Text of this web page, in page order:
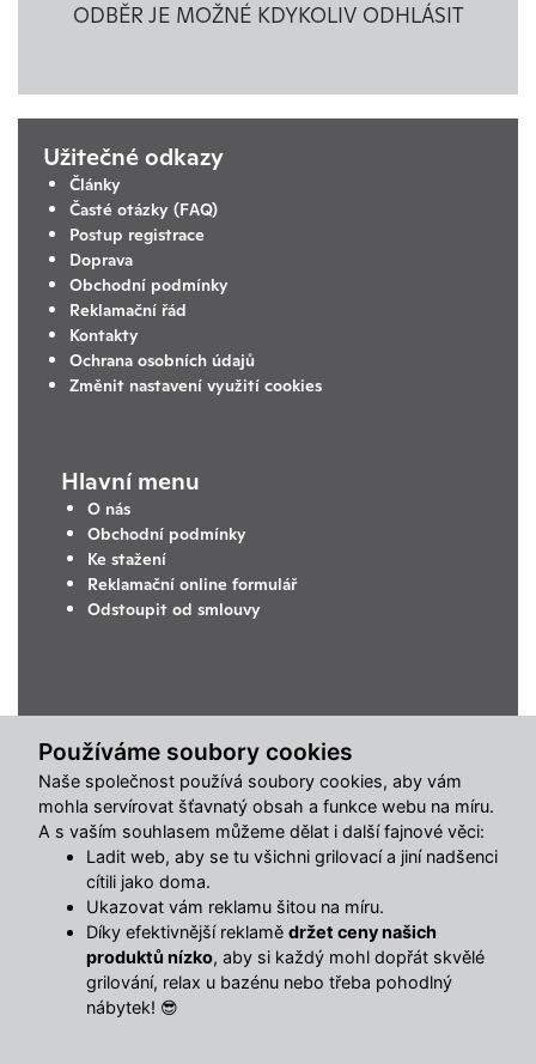
Používáme soubory cookies
Naše společnost používá soubory cookies, aby vám
mohla servírovat šťavnatý obsah a funkce webu na míru.
A s vaším souhlasem můžeme dělat i další fajnové věci:
Ladit web, aby se tu všichni grilovací a jiní nadšenci
cítili jako doma.
Ukazovat vám reklamu šitou na míru.
Díky efektivnější reklamě držet ceny našich
produktů nízko, aby si každý mohl dopřát skvělé
grilování, relax u bazénu nebo třeba pohodlný
nábytek! 😎
ODBĚR JE MOŽNÉ KDYKOLIV ODHLÁSIT
Užitečné odkazy
Články
Časté otázky (FAQ)
Postup registrace
Doprava
Obchodní podmínky
Reklamační řád
Kontakty
Ochrana osobních údajů
Změnit nastavení využití cookies
Hlavní menu
O nás
Obchodní podmínky
Ke stažení
Reklamační online formulář
Odstoupit od smlouvy